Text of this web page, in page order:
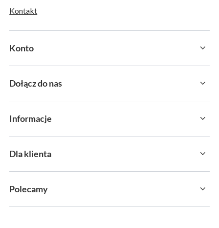
Kontakt
Konto
Dołącz do nas
Informacje
Dla klienta
Polecamy